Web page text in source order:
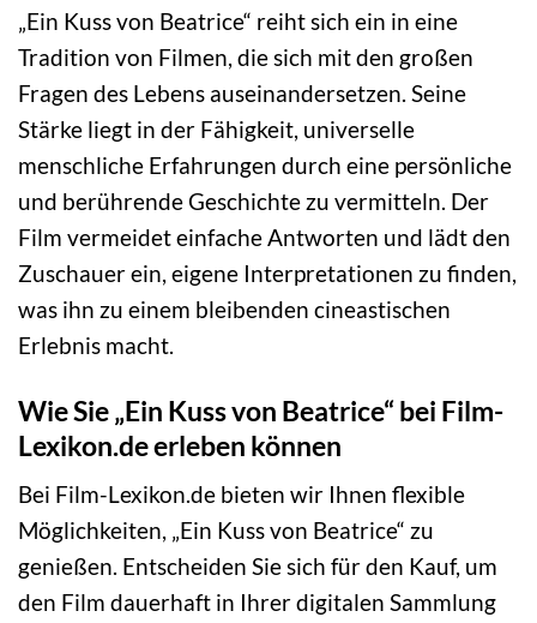
„Ein Kuss von Beatrice“ reiht sich ein in eine
Tradition von Filmen, die sich mit den großen
Fragen des Lebens auseinandersetzen. Seine
Stärke liegt in der Fähigkeit, universelle
menschliche Erfahrungen durch eine persönliche
und berührende Geschichte zu vermitteln. Der
Film vermeidet einfache Antworten und lädt den
Zuschauer ein, eigene Interpretationen zu finden,
was ihn zu einem bleibenden cineastischen
Erlebnis macht.
Wie Sie „Ein Kuss von Beatrice“ bei Film-
Lexikon.de erleben können
Bei Film-Lexikon.de bieten wir Ihnen flexible
Möglichkeiten, „Ein Kuss von Beatrice“ zu
genießen. Entscheiden Sie sich für den Kauf, um
den Film dauerhaft in Ihrer digitalen Sammlung